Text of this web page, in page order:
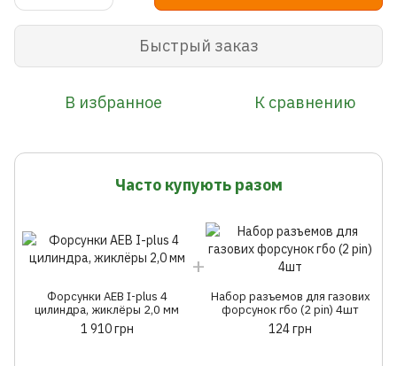
Быстрый заказ
В избранное К сравнению
Часто купують разом
Форсунки AEB I-plus 4
цилиндра, жиклёры 2,0 мм
1 910 грн
Набор разъемов для газових
форсунок гбо (2 pin) 4шт
124 грн